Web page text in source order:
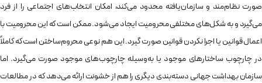
صورت نظام‌مند و سازمان‌یافته محدود می‌کند، امکان انتخاب‌های اجتماعی را از فرد
می‌گیرد و به شکل‌های مختلفی محرومیت ایجاد می‌شود. ممکن است که این محرومیت با
اعمال قوانین یا اجرا نکردن قوانین صورت گیرد. این هم نوعی محروم‌ساختن است که کاملاً
در چارچوب ساختارهای موجود یا به‌وسیله‌ چارچوب‌های موجود صورت می‌گیرد. اما
سازمان بهداشت جهانی دسته‌بندی دیگری را هم از خشونت ارائه می‌دهد که در مطالعات